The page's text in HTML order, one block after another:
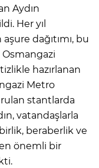
Aydın
Her yıl
dağıtımı, bu
Osmangazi
hazırlanan
Metro
stantlarda
vatandaşlarla
beraberlik ve
önemli bir